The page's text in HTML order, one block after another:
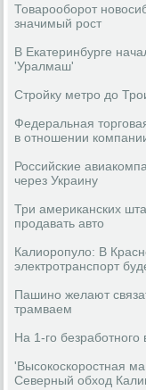
Товарооборот
значимый рост
В Екатеринбурге
'Уралмаш'
Стройку метро до
Федеральная
в отношении
Российские
через Украину
Три американских
продавать авто
Калиоропуло: В
электротранспорт
Пашино желают
трамваем
На 1-го безработного
'Высокоскоростная
Северный обход